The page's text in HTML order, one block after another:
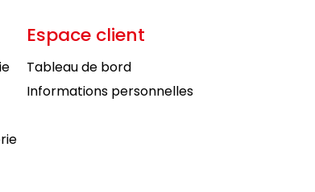
Espace client
Tableau de bord
Informations personnelles